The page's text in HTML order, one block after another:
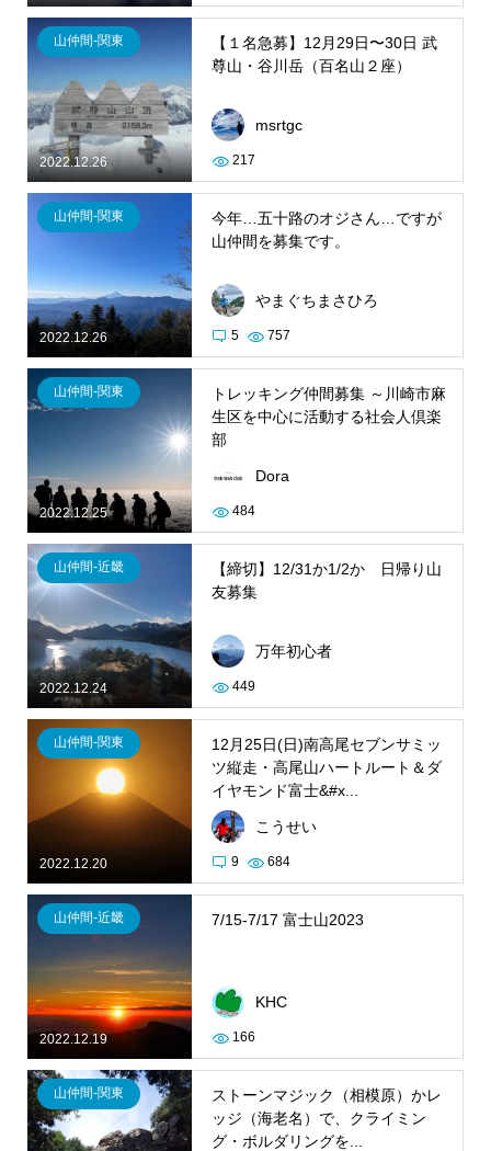
2022.12.26
山仲間-関東
【１名急募】12月29日〜30日 武
尊山・谷川岳（百名山２座）
msrtgc
217
2022.12.26
山仲間-関東
今年…五十路のオジさん…ですが
山仲間を募集です。
やまぐちまさひろ
5 757
2022.12.25
山仲間-関東
トレッキング仲間募集 ～川崎市麻
生区を中心に活動する社会人倶楽
部
Dora
484
2022.12.24
山仲間-近畿
【締切】12/31か1/2か 日帰り山
友募集
万年初心者
449
2022.12.20
山仲間-関東
12月25日(日)南高尾セブンサミッ
ツ縦走・高尾山ハートルート＆ダ
イヤモンド富士&#x...
こうせい
9 684
2022.12.19
山仲間-近畿 7/15-7/17 富士山2023
KHC
166
山仲間-関東
ストーンマジック（相模原）かレ
ッジ（海老名）で、クライミン
グ・ボルダリングを...